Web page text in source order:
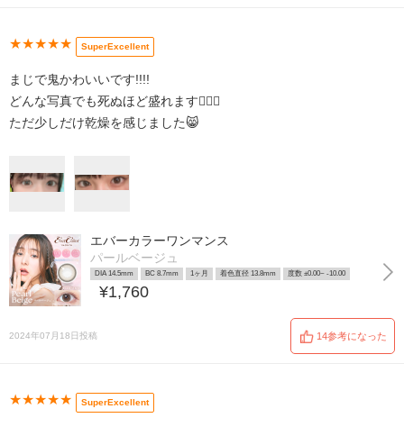
★★★★★ SuperExcellent
まじで鬼かわいいです!!!!
どんな写真でも死ぬほど盛れます👳🏻‍♀️
ただ少しだけ乾燥を感じました😸
エバーカラーワンマンス
パールベージュ
DIA 14.5mm BC 8.7mm 1ヶ月 着色直径 13.8mm 度数 ±0.00~ -10.00
¥1,760
2024年07月18日投稿 14参考になった
★★★★★ SuperExcellent